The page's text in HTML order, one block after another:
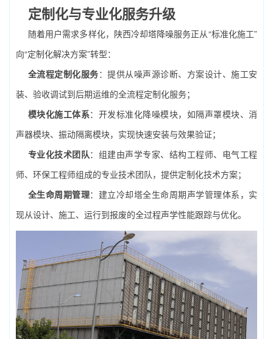
定制化与专业化服务升级
随着用户需求多样化，陕西冷却塔降噪服务正从“标准化施工”
向“定制化解决方案”转型：
全流程定制化服务：提供从噪声源诊断、方案设计、施工安
装、验收调试到后期运维的全流程定制化服务；
模块化施工体系：开发标准化降噪模块，如隔声罩模块、消
声器模块、振动隔离模块，实现快速安装与效果验证；
专业化技术团队：组建由声学专家、结构工程师、电气工程
师、环保工程师组成的专业技术团队，提供定制化技术方案；
全生命周期管理：建立冷却塔全生命周期声学管理体系，实
现从设计、施工、运行到报废的全过程声学性能跟踪与优化。